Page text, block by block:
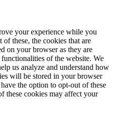
your experience while you
these, the cookies that are
on your browser as they are
of the website. We
us analyze and understand how
will be stored in your browser
the option to opt-out of these
these cookies may affect your